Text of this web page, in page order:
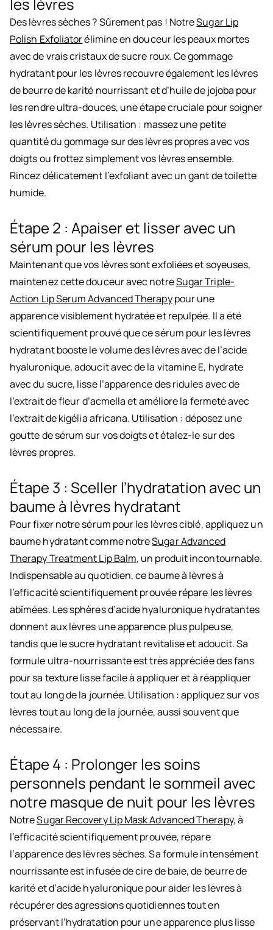
les lèvres
Des lèvres sèches ? Sûrement pas ! NotreSugar Lip
Polish Exfoliatorélimine en douceur les peaux mortes
avec de vrais cristaux de sucre roux. Ce gommage
hydratant pour les lèvres recouvre également les lèvres
de beurre de karité nourrissant et d’huile de jojoba pour
les rendre ultra-douces, une étape cruciale pour soigner
les lèvres sèches. Utilisation : massez une petite
quantité du gommage sur des lèvres propres avec vos
doigts ou frottez simplement vos lèvres ensemble.
Rincez délicatement l’exfoliant avec un gant de toilette
humide.
Étape 2 : Apaiser et lisser avec un
sérum pour les lèvres
Maintenant que vos lèvres sont exfoliées et soyeuses,
maintenez cette douceur avec notreSugar Triple-
Action Lip Serum Advanced Therapypour une
apparence visiblement hydratée et repulpée. Il a été
scientifiquement prouvé que ce sérum pour les lèvres
hydratant booste le volume des lèvres avec de l’acide
hyaluronique, adoucit avec de la vitamine E, hydrate
avec du sucre, lisse l’apparence des ridules avec de
l’extrait de fleur d’acmella et améliore la fermeté avec
l’extrait de kigélia africana. Utilisation : déposez une
goutte de sérum sur vos doigts et étalez-le sur des
lèvres propres.
Étape 3 : Sceller l’hydratation avec un
baume à lèvres hydratant
Pour fixer notre sérum pour les lèvres ciblé, appliquez un
baume hydratant comme notreSugar Advanced
Therapy Treatment Lip Balm, un produit incontournable.
Indispensable au quotidien, ce baume à lèvres à
l’efficacité scientifiquement prouvée répare les lèvres
abîmées. Les sphères d’acide hyaluronique hydratantes
donnent aux lèvres une apparence plus pulpeuse,
tandis que le sucre hydratant revitalise et adoucit. Sa
formule ultra-nourrissante est très appréciée des fans
pour sa texture lisse facile à appliquer et à réappliquer
tout au long de la journée. Utilisation : appliquez sur vos
lèvres tout au long de la journée, aussi souvent que
nécessaire.
Étape 4 : Prolonger les soins
personnels pendant le sommeil avec
notre masque de nuit pour les lèvres
NotreSugar Recovery Lip Mask Advanced Therapy, à
l’efficacité scientifiquement prouvée, répare
l’apparence des lèvres sèches. Sa formule intensément
nourrissante est infusée de cire de baie, de beurre de
karité et d’acide hyaluronique pour aider les lèvres à
récupérer des agressions quotidiennes tout en
préservant l’hydratation pour une apparence plus lisse